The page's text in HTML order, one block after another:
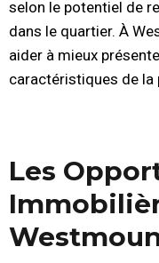
selon le potentiel de
dans le quartier. À
aider à mieux
caractéristiques de la
Les